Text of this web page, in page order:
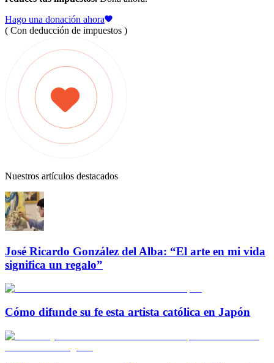
Hago una donación ahora
( Con deducción de impuestos )
Nuestros artículos destacados
José Ricardo González del Alba: “El arte en mi vida
significa un regalo”
Cómo difunde su fe esta artista católica en Japón